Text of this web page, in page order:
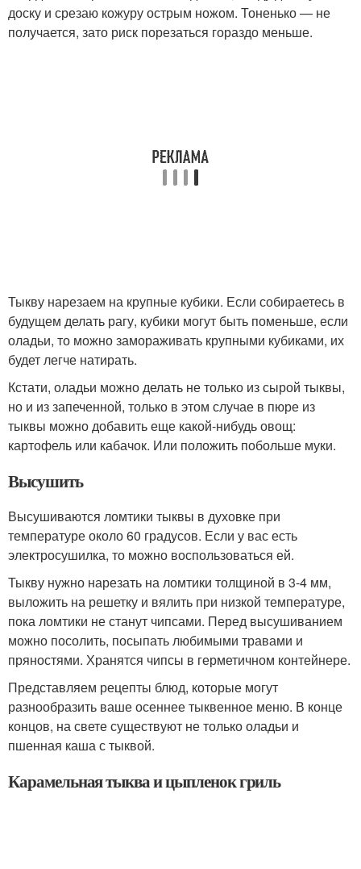
доску и срезаю кожуру острым ножом. Тоненько — не
получается, зато риск порезаться гораздо меньше.
Тыкву нарезаем на крупные кубики. Если собираетесь в
будущем делать рагу, кубики могут быть поменьше, если
оладьи, то можно замораживать крупными кубиками, их
будет легче натирать.
Кстати, оладьи можно делать не только из сырой тыквы,
но и из запеченной, только в этом случае в пюре из
тыквы можно добавить еще какой-нибудь овощ:
картофель или кабачок. Или положить побольше муки.
Высушить
Высушиваются ломтики тыквы в духовке при
температуре около 60 градусов. Если у вас есть
электросушилка, то можно воспользоваться ей.
Тыкву нужно нарезать на ломтики толщиной в 3-4 мм,
выложить на решетку и вялить при низкой температуре,
пока ломтики не станут чипсами. Перед высушиванием
можно посолить, посыпать любимыми травами и
пряностями. Хранятся чипсы в герметичном контейнере.
Представляем рецепты блюд, которые могут
разнообразить ваше осеннее тыквенное меню. В конце
концов, на свете существуют не только оладьи и
пшенная каша с тыквой.
Карамельная тыква и цыпленок гриль